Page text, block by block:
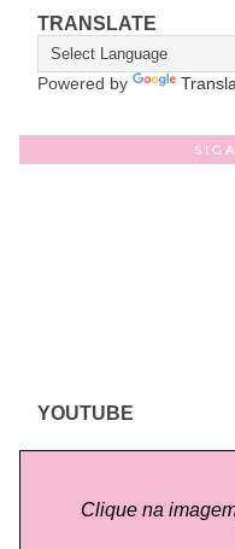
TRANSLATE
Powered by
YOUTUBE
Clique na